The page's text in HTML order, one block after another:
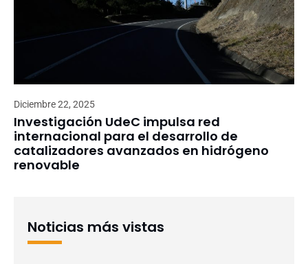
Diciembre 22, 2025
Investigación UdeC impulsa red
internacional para el desarrollo de
catalizadores avanzados en hidrógeno
renovable
Noticias más vistas